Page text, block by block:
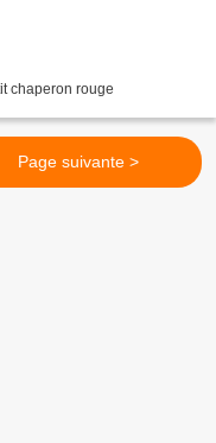
chaperon rouge
Page suivante >